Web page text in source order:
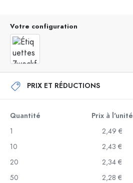
Votre configuration
PRIX ET RÉDUCTIONS
Quantité Prix à l'unité
1
2,49 €
10
2,43 €
20
2,34 €
50
2,28 €